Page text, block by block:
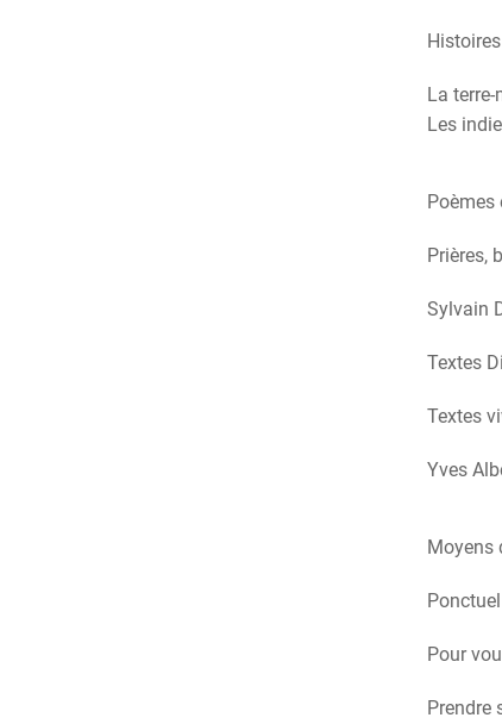
La terre-
Les
Prières,
Sylvain
Textes
Textes
Yves
Moyens
Ponctuel
Pour
Prendre